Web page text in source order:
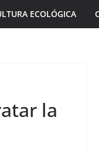
ECOLÓGICA
la